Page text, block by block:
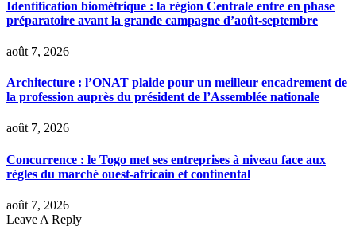
Identification biométrique : la région Centrale entre en phase
préparatoire avant la grande campagne d’août-septembre
août 7, 2026
Architecture : l’ONAT plaide pour un meilleur encadrement de
la profession auprès du président de l’Assemblée nationale
août 7, 2026
Concurrence : le Togo met ses entreprises à niveau face aux
règles du marché ouest-africain et continental
août 7, 2026
Leave A Reply